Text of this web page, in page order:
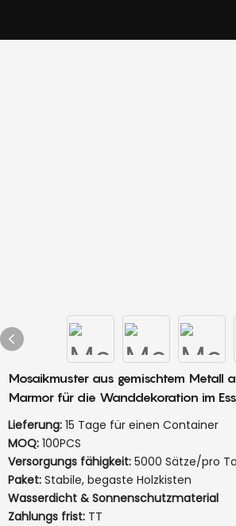
Mosaikmuster aus gemischtem Metall
Marmor für die Wanddekoration im
Lieferung: 15 Tage für einen Container
MOQ: 100PCS
Versorgungs fähigkeit: 5000 Sätze/pro
Paket: Stabile, begaste Holzkisten
Wasserdicht & Sonnenschutzmaterial
Zahlungs frist: TT